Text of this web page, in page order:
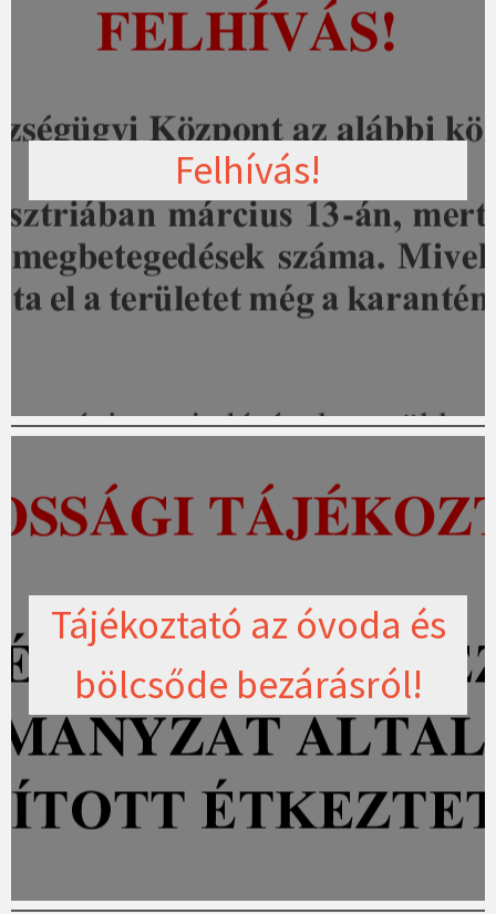
Felhívás!
Tájékoztató az óvoda és
bölcsőde bezárásról!